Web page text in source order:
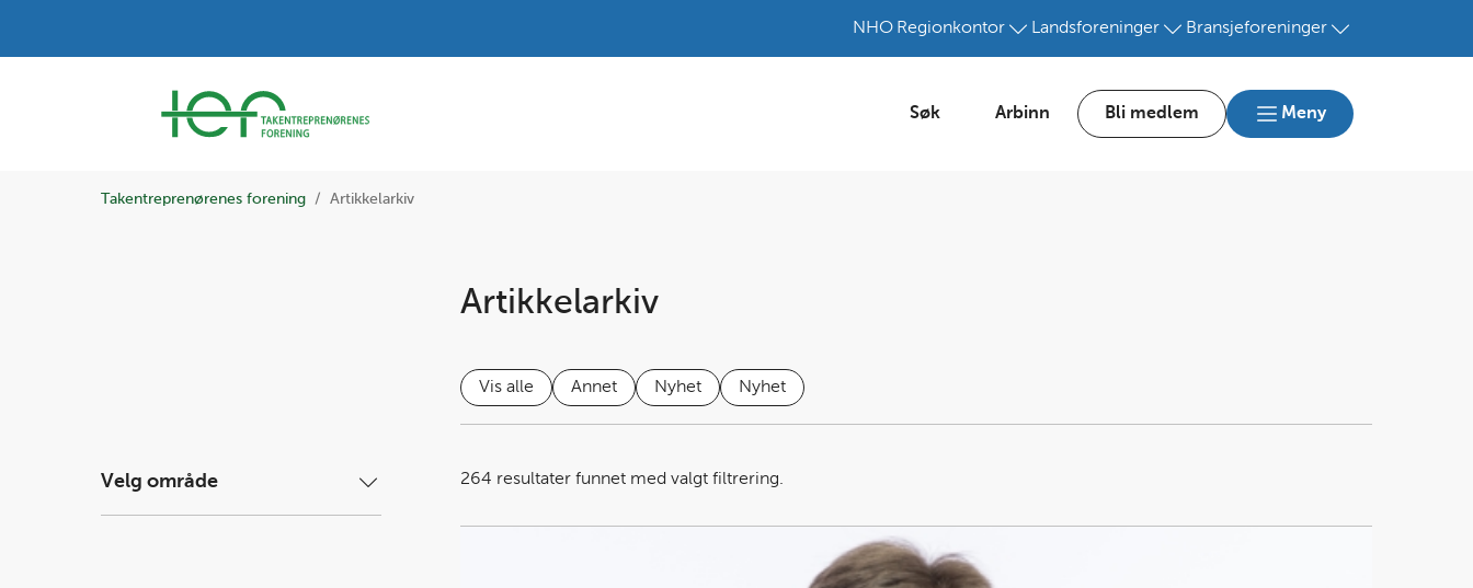
NHO Regionkontor Landsforeninger Bransjeforeninger
Søk Arbinn Bli medlem Meny
Takentreprenørenes forening Artikkelarkiv
Artikkelarkiv
Vis alle Annet Nyhet Nyhet
Velg område 264 resultater funnet med valgt filtrering.